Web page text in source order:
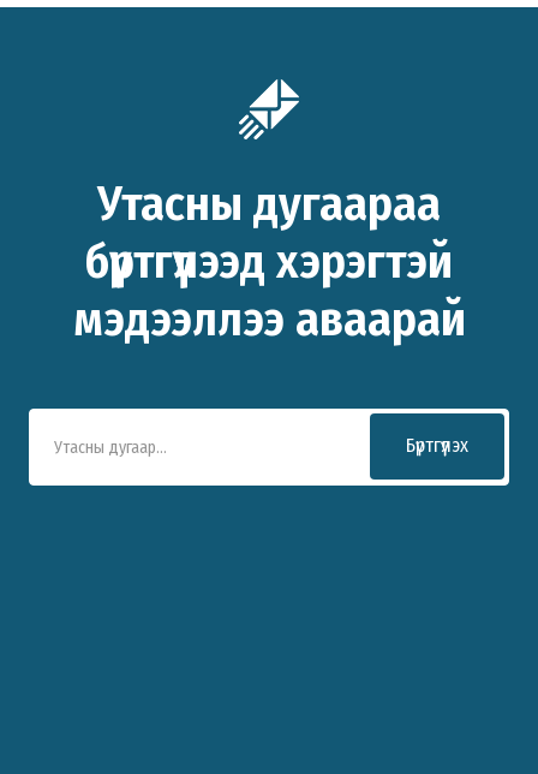
Утасны дугаараа
бүртгүүлээд хэрэгтэй
мэдээллээ аваарай
Бүртгүүлэх